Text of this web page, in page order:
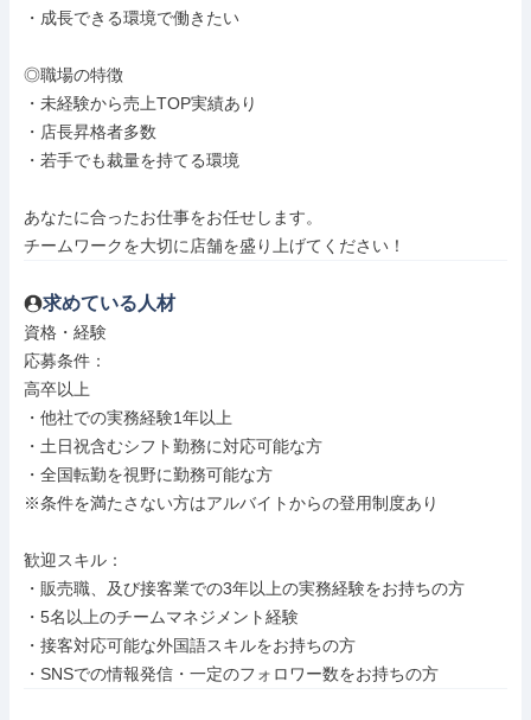
・成長できる環境で働きたい
◎職場の特徴
・未経験から売上TOP実績あり
・店長昇格者多数
・若手でも裁量を持てる環境
あなたに合ったお仕事をお任せします。
チームワークを大切に店舗を盛り上げてください！
求めている人材
資格・経験
応募条件：
高卒以上
・他社での実務経験1年以上
・土日祝含むシフト勤務に対応可能な方
・全国転勤を視野に勤務可能な方
※条件を満たさない方はアルバイトからの登用制度あり
歓迎スキル：
・販売職、及び接客業での3年以上の実務経験をお持ちの方
・5名以上のチームマネジメント経験
・接客対応可能な外国語スキルをお持ちの方
・SNSでの情報発信・一定のフォロワー数をお持ちの方